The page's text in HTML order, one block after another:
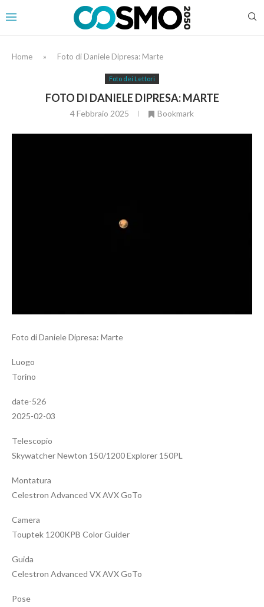
Home » Foto di Daniele Dipresa: Marte
Foto dei Lettori
FOTO DI DANIELE DIPRESA: MARTE
4 Febbraio 2025 Bookmark
Foto di Daniele Dipresa: Marte
Luogo
Torino
date-526
2025-02-03
Telescopio
Skywatcher Newton 150/1200 Explorer 150PL
Montatura
Celestron Advanced VX AVX GoTo
Camera
Touptek 1200KPB Color Guider
Guida
Celestron Advanced VX AVX GoTo
Pose